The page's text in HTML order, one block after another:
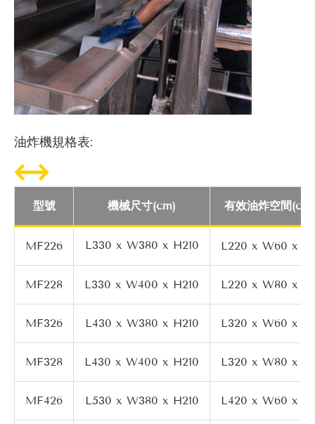
油炸機規格表:
型號 機械尺寸(cm) 有效油炸空間(cm)
MF226 L330 x W380 x H210 L220 x W60 x
MF228 L330 x W400 x H210 L220 x W80 x
MF326 L430 x W380 x H210 L320 x W60 x
MF328 L430 x W400 x H210 L320 x W80 x
MF426 L530 x W380 x H210 L420 x W60 x